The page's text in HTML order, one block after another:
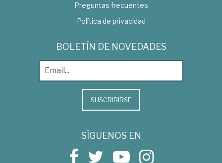
Preguntas frecuentes
Política de privacidad
BOLETÍN DE NOVEDADES
SUSCRIBIRSE
SÍGUENOS EN